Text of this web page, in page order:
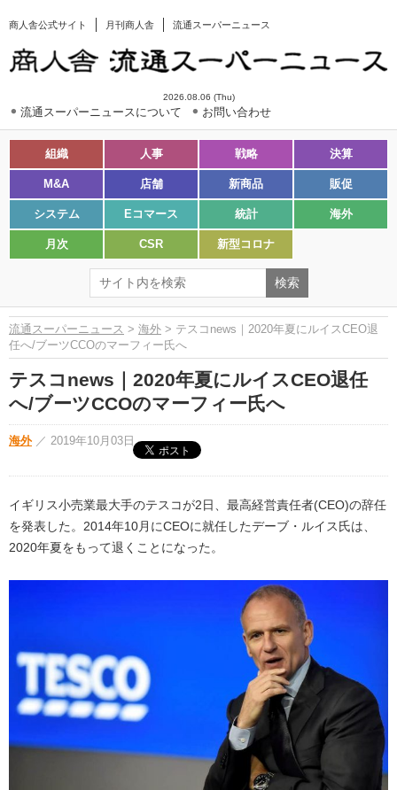
商人舎公式サイト 月刊商人舎 流通スーパーニュース
2026.08.06 (Thu)
流通スーパーニュースについて お問い合わせ
組織 人事 戦略 決算
M&A 店舗 新商品 販促
システム Eコマース 統計 海外
月次 CSR 新型コロナ
流通スーパーニュース > 海外 > テスコnews｜2020年夏にルイスCEO退
任へ/ブーツCCOのマーフィー氏へ
テスコnews｜2020年夏にルイスCEO退任
へ/ブーツCCOのマーフィー氏へ
海外 ／ 2019年10月03日
イギリス小売業最大手のテスコが2日、最高経営責任者(CEO)の辞任
を発表した。2014年10月にCEOに就任したデーブ・ルイス氏は、
2020年夏をもって退くことになった。